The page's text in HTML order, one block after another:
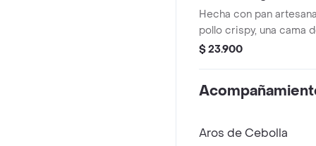
Hecha con pan
pollo crispy, una cama
tomate, cebolla
la francesa y te helado.
$ 23.900
Aros de Cebolla